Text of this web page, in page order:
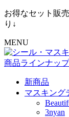
お得なセット販
り↓
MENU
商品ラインナップ
新商品
マスキング
3nyan